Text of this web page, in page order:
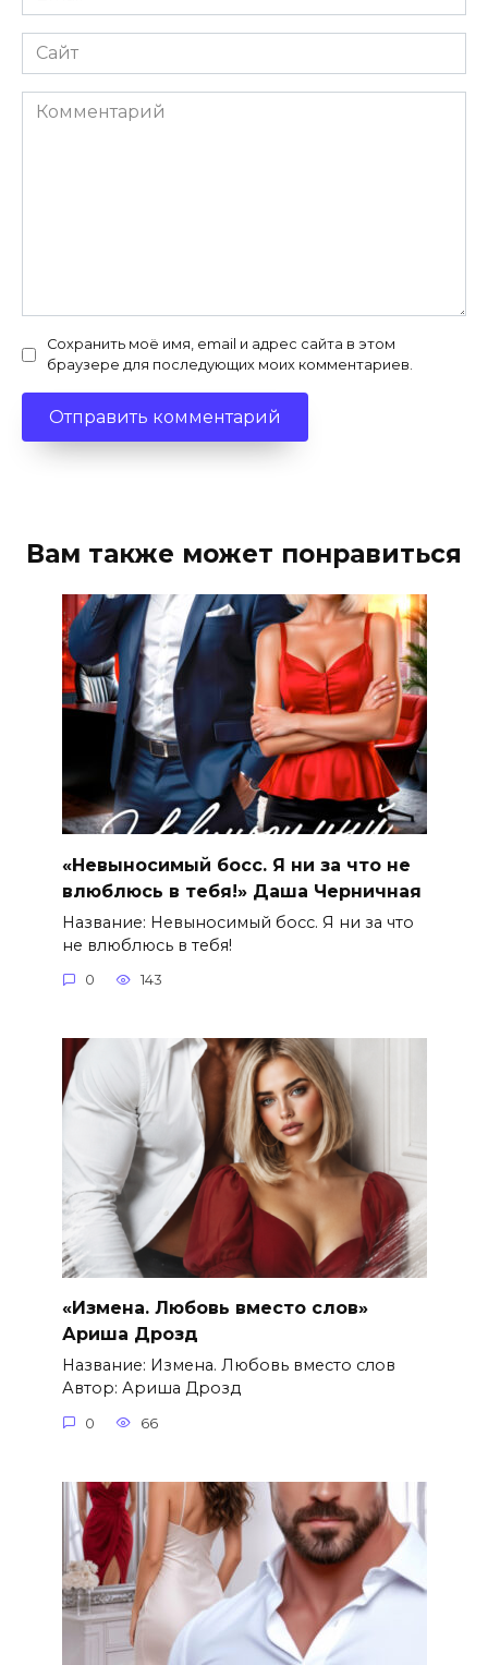
*
Сайт
Комментарий
Сохранить моё имя, email и адрес сайта в этом
браузере для последующих моих комментариев.
Вам также может понравиться
«Невыносимый босс. Я ни за что не
влюблюсь в тебя!» Даша Черничная
Название: Невыносимый босс. Я ни за что
не влюблюсь в тебя!
0 143
«Измена. Любовь вместо слов»
Ариша Дрозд
Название: Измена. Любовь вместо слов
Автор: Ариша Дрозд
0 66